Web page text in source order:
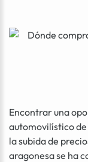
Encontrar una
automovilístico
la subida de
aragonesa se ha